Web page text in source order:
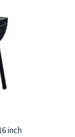
inch